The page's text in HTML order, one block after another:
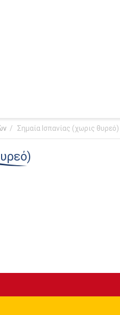
/ Σημαία Ισπανίας (χωρις θυρεό)